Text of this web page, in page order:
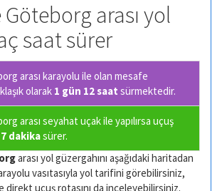
Göteborg arası yol
saat sürer
arası karayolu ile olan mesafe
olarak 1 gün 12 saat sürmektedir.
arası seyahat uçak ile yapılırsa uçuş
dakikasürer.
arası yol güzergahını aşağıdaki haritadan
vasıtasıyla yol tarifini görebilirsiniz,
direkt uçuş rotasını da inceleyebilirsiniz.